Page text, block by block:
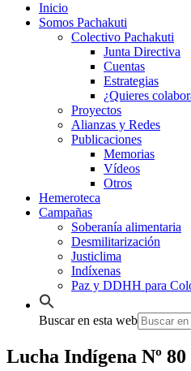
Inicio
Somos Pachakuti
Colectivo Pachakuti
Junta Directiva
Cuentas
Estrategias
¿Quieres
Proyectos
Alianzas y Redes
Publicaciones
Memorias
Vídeos
Otros
Hemeroteca
Campañas
Soberanía alimentaria
Desmilitarización
Justiclima
Indíxenas
Paz y DDHH para
Buscar en esta web
Lucha Indígena Nº 80